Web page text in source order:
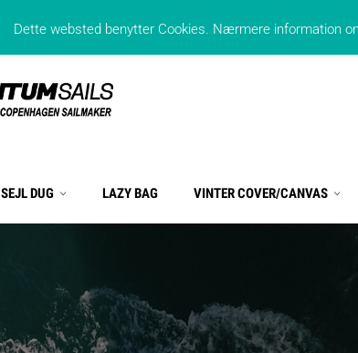
SEJL DUG LAZY BAG VINTER COVER/CANVAS
Dette websted benytter Cookies. Nærmere information